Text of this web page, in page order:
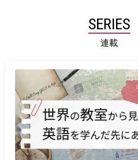
SERIES
連載